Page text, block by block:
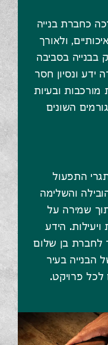
כחברת בנייה
ולאורך
בבנייה בסביבה
ידע ונסיון חסר
מורכבות ובעיות
השונים
התפעול
והשלימה
שמירה על
הידע
לחברת בן שלום
הבנייה בעיר
לכל פרויקט.